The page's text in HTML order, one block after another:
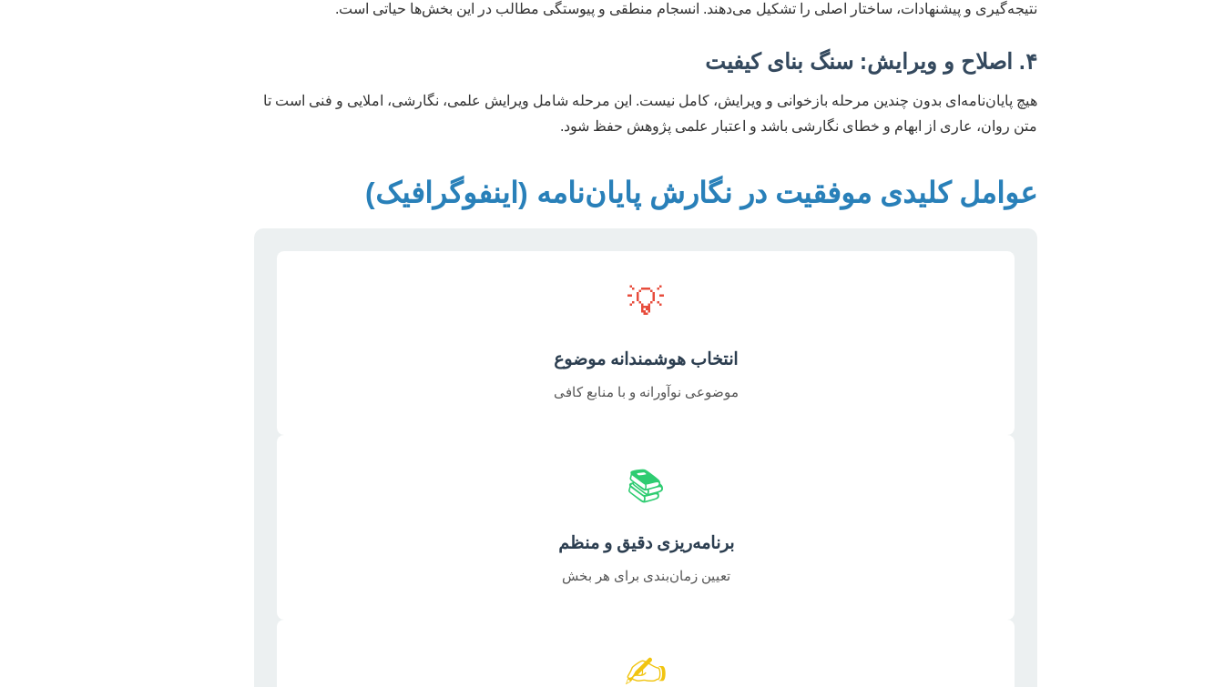
نتیجه‌گیری و پیشنهادات، ساختار اصلی را تشکیل می‌دهند. انسجام منطقی و پیوستگی مطالب در این بخش‌ها حیاتی است.
۴. اصلاح و ویرایش: سنگ بنای کیفیت
هیچ پایان‌نامه‌ای بدون چندین مرحله بازخوانی و ویرایش، کامل نیست. این مرحله شامل ویرایش علمی، نگارشی، املایی و فنی است تا
متن روان، عاری از ابهام و خطای نگارشی باشد و اعتبار علمی پژوهش حفظ شود.
عوامل کلیدی موفقیت در نگارش پایان‌نامه (اینفوگرافیک)
💡
انتخاب هوشمندانه موضوع
موضوعی نوآورانه و با منابع کافی
📚
برنامه‌ریزی دقیق و منظم
تعیین زمان‌بندی برای هر بخش
✍️